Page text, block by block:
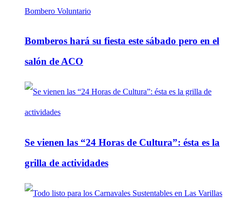
Bomberos hará su fiesta este sábado pero en el
salón de ACO
Se vienen las “24 Horas de Cultura”: ésta es la
grilla de actividades